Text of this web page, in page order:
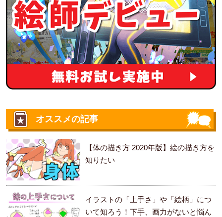
オススメの記事
【体の描き方 2020年版】絵の描き方を
知りたい
イラストの「上手さ」や「絵柄」につ
いて知ろう！下手、画力がないと悩ん